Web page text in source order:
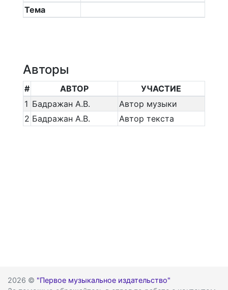
Тема
Авторы
# АВТОР
УЧАСТИЕ
1 Бадражан А.В.
Автор музыки
2 Бадражан А.В. Автор текста
2026 © "Первое музыкальное издательство"